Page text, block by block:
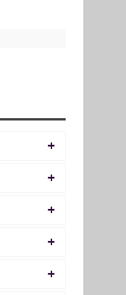
+
+
+
+
+